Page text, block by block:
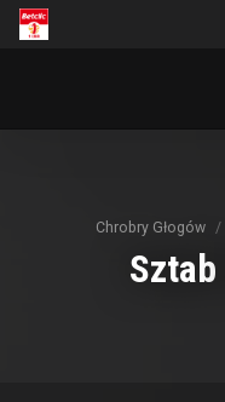
Chrobry Głogów
Sztab